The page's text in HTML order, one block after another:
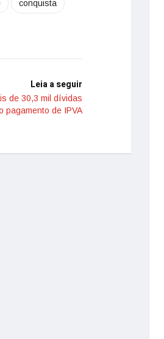
conquista
Leia a seguir
de 30,3 mil dívidas
pagamento de IPVA